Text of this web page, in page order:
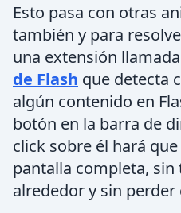
Esto pasa con otras
también y para
una extensión llamada
de Flash que detecta
algún contenido en
botón en la barra de
click sobre él hará
pantalla completa,
alrededor y sin perder